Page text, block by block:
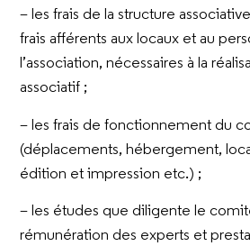
– les frais de la structure
frais afférents aux locaux et au
l’association, nécessaires à la
associatif ;
– les frais de fonctionnement du
(déplacements, hébergement,
édition et impression etc.) ;
– les études que diligente le
rémunération des experts et